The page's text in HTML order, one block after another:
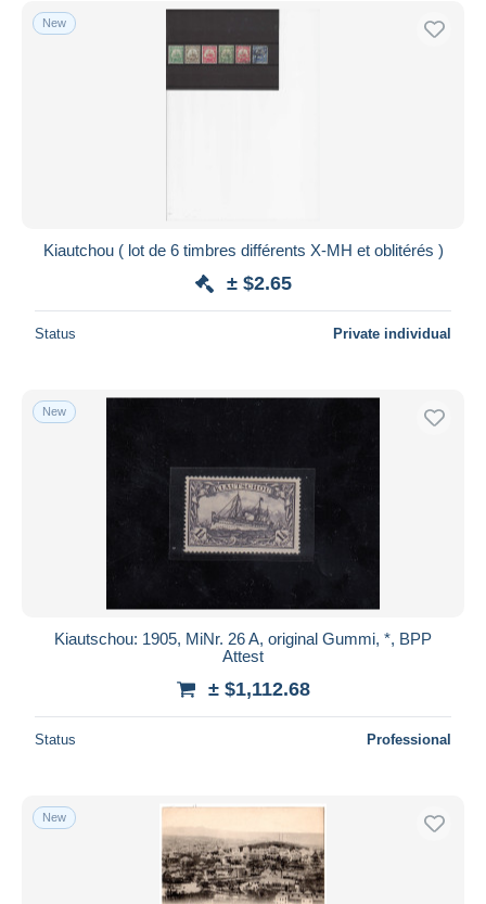
New
Kiautchou ( lot de 6 timbres différents X-MH et oblitérés )
± $2.65
Status Private individual
New
Kiautschou: 1905, MiNr. 26 A, original Gummi, *, BPP
Attest
± $1,112.68
Status Professional
New